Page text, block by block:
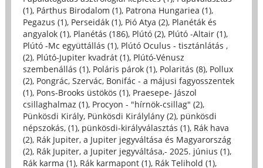
(1), Párthus Birodalom (1), Patrona Hungariea (1),
Pegazus (1), Perseidák (1), Pió Atya (2), Planéták és
angyalok (1), Planétás (186), Plútó (2), Plútó -Altair (1),
Plútó -Mc együttállás (1), Plútó Oculus - tisztánlátás ,
(2), Plútó-Jupiter kvadrát (1), Plútó-Vénusz
szembenállás (1), Poláris párok (1), Polaritás (8), Pollux
(2), Pongrác, Szervác, Bonifác - a májusi fagyosszentek
(1), Pons-Brooks üstökös (1), Praesepe- Jászol
csillaghalmaz (1), Procyon - "hírnök-csillag" (2),
Pünkösdi Király, Pünkösdi Királylány (2), pünkösdi
népszokás, (1), pünkösdi-királyválasztás (1), Rák hava
(2), Rák Jupiter, a Jupiter jegyváltása és Magyarország
(2), Rák Jupiter, a Jupiter jegyváltása,- 2025. június (1),
Rák karma (1), Rák karmapont (1), Rák Telihold (1),